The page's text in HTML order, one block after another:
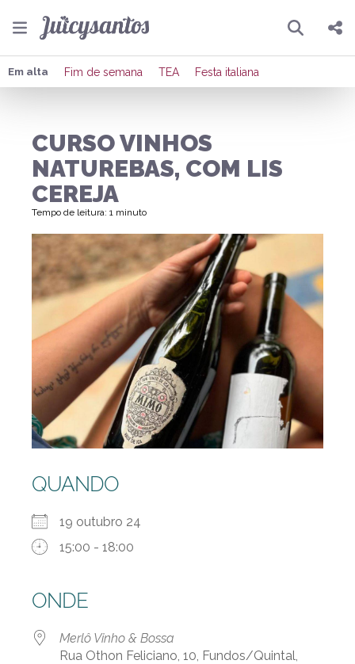
Pesquisar
Compartilhar
Em alta Fim de semana TEA Festa italiana
CURSO VINHOS
NATUREBAS, COM LIS
CEREJA
Tempo de leitura: 1 minuto
QUANDO
19 outubro 24
15:00 - 18:00
ONDE
Merlô Vinho & Bossa
Rua Othon Feliciano, 10, Fundos/Quintal,